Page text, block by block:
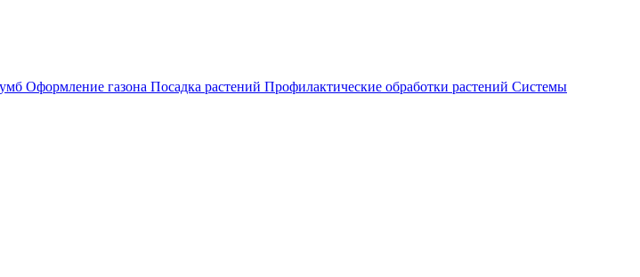
Оформление газона Посадка растений Профилактические обработки растений Системы